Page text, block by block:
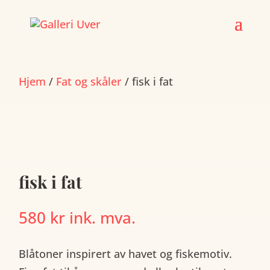
Hjem / Fat og skåler / fisk i fat
fisk i fat
580 kr ink. mva.
Blåtoner inspirert av havet og fiskemotiv.